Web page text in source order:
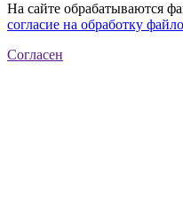
На сайте обрабатываются
согласие на обработку
Согласен